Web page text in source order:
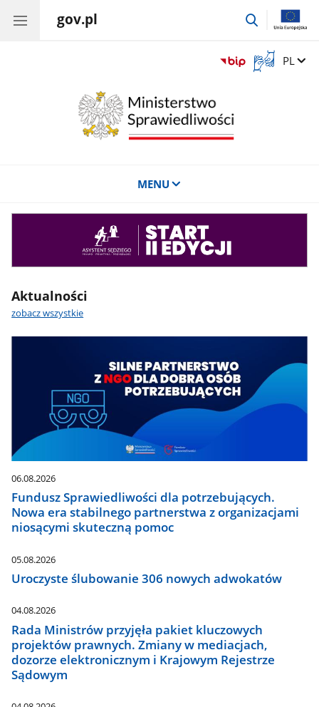
gov.pl
przejdź
Otwórz
okno
Zmień
PL
MENU
Aktualności
zobacz wszystkie
06.08.2026
Fundusz Sprawiedliwości dla potrzebujących.
Nowa era stabilnego partnerstwa z organizacjami
niosącymi skuteczną pomoc
05.08.2026
Uroczyste ślubowanie 306 nowych adwokatów
04.08.2026
Rada Ministrów przyjęła pakiet kluczowych
projektów prawnych. Zmiany w mediacjach,
dozorze elektronicznym i Krajowym Rejestrze
Sądowym